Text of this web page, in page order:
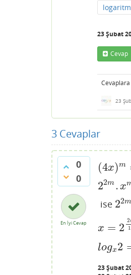
23 Şubat
Cevap
23
3 Cevaplar
0
0
En İyi Cevap
(4x)m
(4x)m= 2
22m . x
22m.x
ise 22m
22
x = 2
2
1
x= 22 m−
logx 2
logx2= 1
23 Şubat